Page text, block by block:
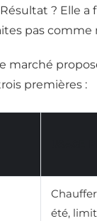
Résultat ? Elle
pas comme
marché
premières :
été,